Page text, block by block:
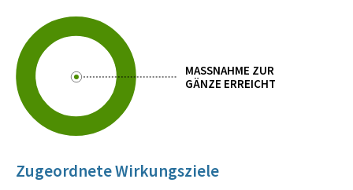
MASSNAHME ZUR
GÄNZE ERREICHT
Zugeordnete Wirkungsziele